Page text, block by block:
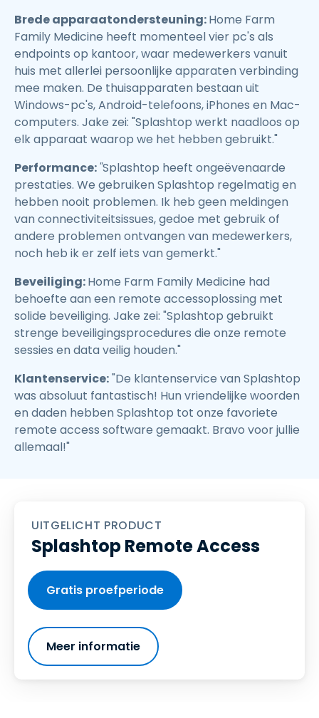
Brede apparaatondersteuning:Home Farm
Family Medicine heeft momenteel vier pc's als
endpoints op kantoor, waar medewerkers vanuit
huis met allerlei persoonlijke apparaten verbinding
mee maken. De thuisapparaten bestaan uit
Windows-pc's, Android-telefoons, iPhones en Mac-
computers. Jake zei: "Splashtop werkt naadloos op
elk apparaat waarop we het hebben gebruikt."
Performance:"Splashtop heeft ongeëvenaarde
prestaties. We gebruiken Splashtop regelmatig en
hebben nooit problemen. Ik heb geen meldingen
van connectiviteitsissues, gedoe met gebruik of
andere problemen ontvangen van medewerkers,
noch heb ik er zelf iets van gemerkt."
Beveiliging:Home Farm Family Medicine had
behoefte aan een remote accessoplossing met
solide beveiliging. Jake zei: "Splashtop gebruikt
strenge beveiligingsprocedures die onze remote
sessies en data veilig houden."
Klantenservice:"De klantenservice van Splashtop
was absoluut fantastisch! Hun vriendelijke woorden
en daden hebben Splashtop tot onze favoriete
remote access software gemaakt. Bravo voor jullie
allemaal!"
UITGELICHT PRODUCT
Splashtop Remote Access
Gratis proefperiode
Meer informatie